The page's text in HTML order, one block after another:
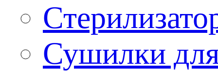
Сушилки